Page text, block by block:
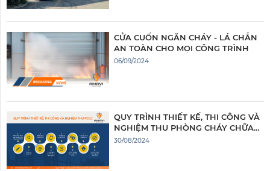
CỬA CUỐN NGĂN CHÁY - LÁ CHẮN
AN TOÀN CHO MỌI CÔNG TRÌNH
06/09/2024
QUY TRÌNH THIẾT KẾ, THI CÔNG VÀ
NGHIỆM THU PHÒNG CHÁY CHỮA
CHÁY TẠI AMAVI SOLUTION
30/08/2024